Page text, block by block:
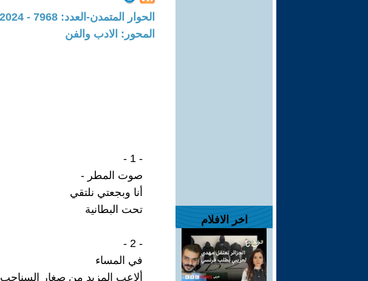
اخر الافلام
الحوار المتمدن-العدد: 7968 - 2024 / 5 / 5 - 08:40
المحور: الادب والفن
- 1 -
صوت المطر -
أنا وبجعتي نلتقي
تحت البطانية
- 2 -
في المساء
ألاعب المزيد من صغار السناجب